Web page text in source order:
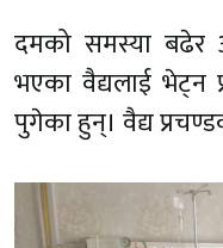
दमको समस्या बढेर
भएका वैद्यलाई भेट्न
पुगेका हुन्। वैद्य